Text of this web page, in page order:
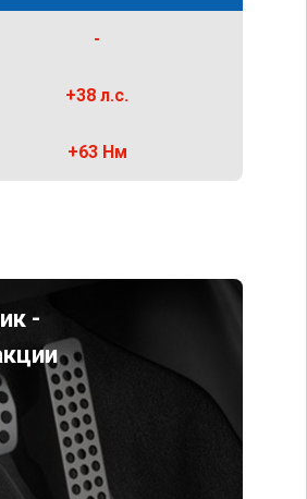
-
+38 л.с.
+63 Нм
-